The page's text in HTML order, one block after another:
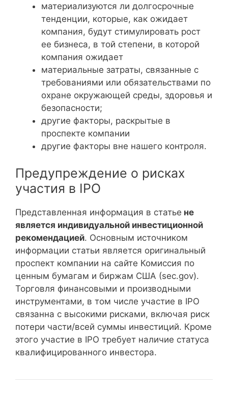
материализуются ли долгосрочные
тенденции, которые, как ожидает
компания, будут стимулировать рост
ее бизнеса, в той степени, в которой
компания ожидает
материальные затраты, связанные с
требованиями или обязательствами по
охране окружающей среды, здоровья и
безопасности;
другие факторы, раскрытые в
проспекте компании
другие факторы вне нашего контроля.
Предупреждение о рисках
участия в IPO
Представленная информация в статье не
является индивидуальной инвестиционной
рекомендацией. Основным источником
информации статьи является оригинальный
проспект компании на сайте Комиссия по
ценным бумагам и биржам США (sec.gov).
Торговля финансовыми и производными
инструментами, в том числе участие в IPO
связанна с высокими рисками, включая риск
потери части/всей суммы инвестиций. Кроме
этого участие в IPO требует наличие статуса
квалифицированного инвестора.